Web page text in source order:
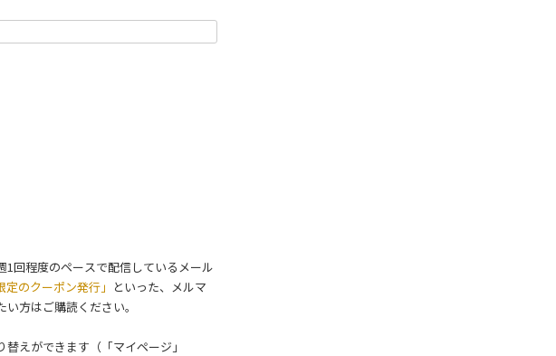
1回程度のペースで配信しているメール
定のクーポン発行」 といった、メルマ
方はご購読ください。
えができます（「マイページ」